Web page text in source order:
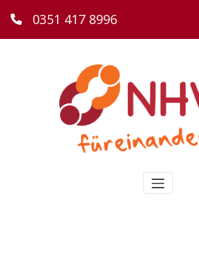
0351 417 8996